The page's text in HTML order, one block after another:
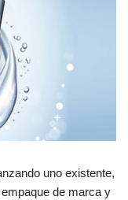
uno existente,
de marca y